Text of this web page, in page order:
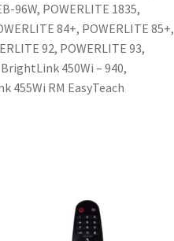
96W, POWERLITE 1835,
84+, POWERLITE 85+,
92, POWERLITE 93,
BrightLink 450Wi – 940,
455Wi RM EasyTeach